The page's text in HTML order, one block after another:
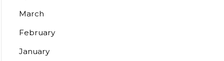
March
February
January